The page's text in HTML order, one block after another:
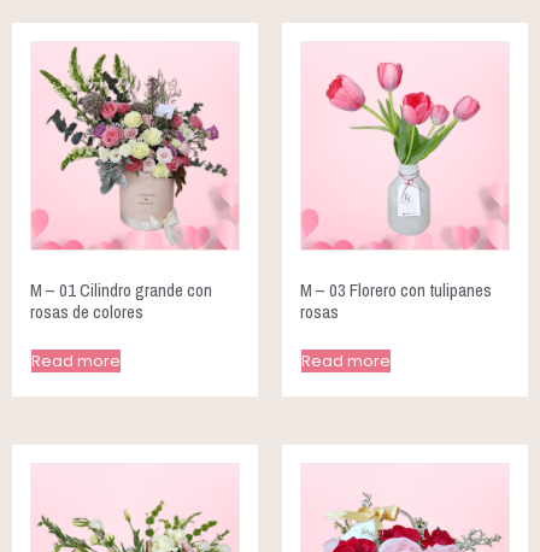
M – 01 Cilindro grande con
rosas de colores
Read more
M – 03 Florero con tulipanes
rosas
Read more